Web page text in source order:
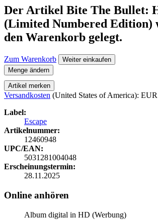
Der Artikel Bite The Bullet:
(Limited Numbered Edition)
den Warenkorb gelegt.
Zum Warenkorb
Weiter einkaufen
Menge ändern
Artikel merken
Versandkosten (United States of America):
Label:
Escape
Artikelnummer:
12460948
UPC/EAN:
5031281004048
Erscheinungstermin:
28.11.2025
Online anhören
Album digital in HD (Werbung)